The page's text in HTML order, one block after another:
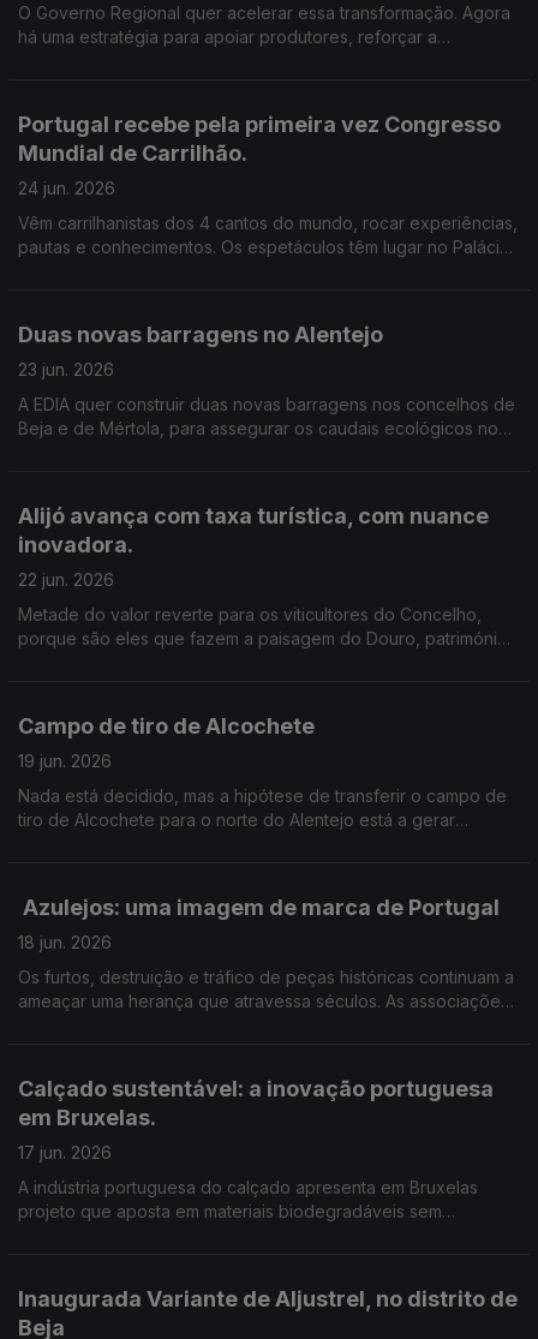
O Governo Regional quer acelerar essa transformação. Agora
há uma estratégia para apoiar produtores, reforçar a
Portugal recebe pela primeira vez Congresso
Mundial de Carrilhão.
24 jun. 2026
Vêm carrilhanistas dos 4 cantos do mundo, rocar experiências,
pautas e conhecimentos. Os espetáculos têm lugar no Palácio
Duas novas barragens no Alentejo
23 jun. 2026
A EDIA quer construir duas novas barragens nos concelhos de
Beja e de Mértola, para assegurar os caudais ecológicos no
Alijó avança com taxa turística, com nuance
inovadora.
22 jun. 2026
Metade do valor reverte para os viticultores do Concelho,
porque são eles que fazem a paisagem do Douro, património
Campo de tiro de Alcochete
19 jun. 2026
Nada está decidido, mas a hipótese de transferir o campo de
tiro de Alcochete para o norte do Alentejo está a gerar
Azulejos: uma imagem de marca de Portugal
18 jun. 2026
Os furtos, destruição e tráfico de peças históricas continuam a
ameaçar uma herança que atravessa séculos. As associações
Calçado sustentável: a inovação portuguesa
em Bruxelas.
17 jun. 2026
A indústria portuguesa do calçado apresenta em Bruxelas
projeto que aposta em materiais biodegradáveis sem
Inaugurada Variante de Aljustrel, no distrito de
Beja